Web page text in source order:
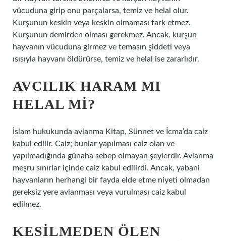
vücuduna girip onu parçalarsa, temiz ve helal olur.
Kurşunun keskin veya keskin olmaması fark etmez.
Kurşunun demirden olması gerekmez. Ancak, kurşun
hayvanın vücuduna girmez ve temasın şiddeti veya
ısısıyla hayvanı öldürürse, temiz ve helal ise zararlıdır.
AVCILIK HARAM MI
HELAL MI?
İslam hukukunda avlanma Kitap, Sünnet ve İcma’da caiz
kabul edilir. Caiz; bunlar yapılması caiz olan ve
yapılmadığında günaha sebep olmayan şeylerdir. Avlanma
meşru sınırlar içinde caiz kabul edilirdi. Ancak, yabani
hayvanların herhangi bir fayda elde etme niyeti olmadan
gereksiz yere avlanması veya vurulması caiz kabul
edilmez.
KESILMEDEN ÖLEN